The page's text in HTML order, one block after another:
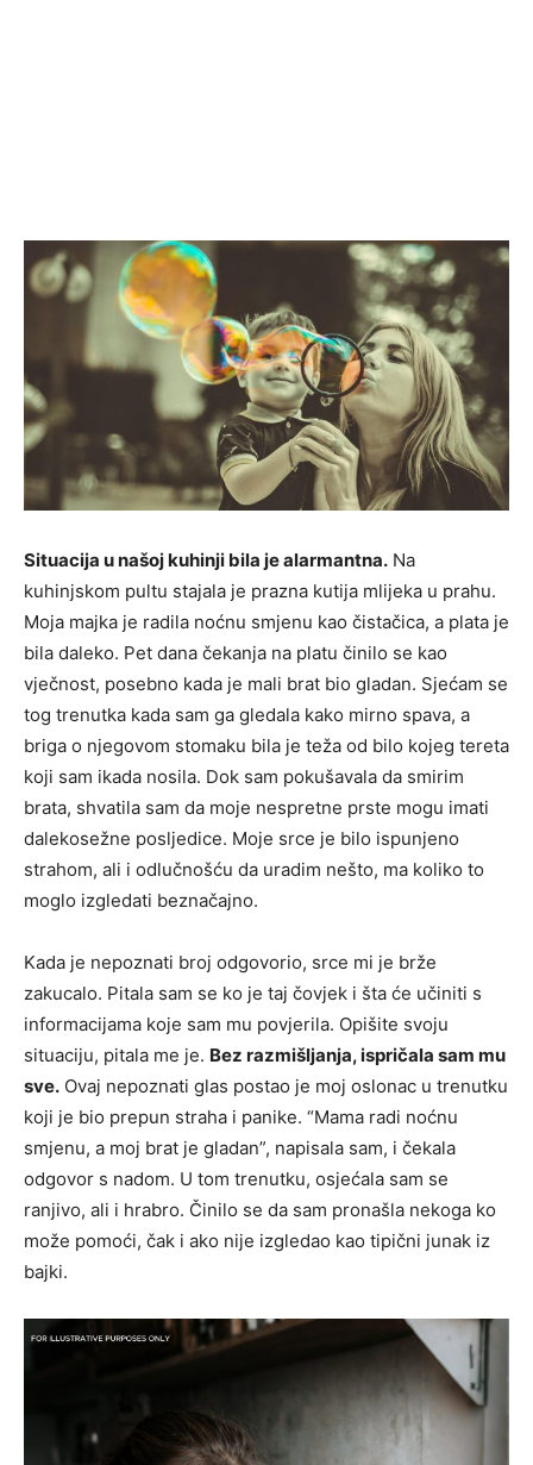
Situacija u našoj kuhinji bila je alarmantna. Na
kuhinjskom pultu stajala je prazna kutija mlijeka u prahu.
Moja majka je radila noćnu smjenu kao čistačica, a plata je
bila daleko. Pet dana čekanja na platu činilo se kao
vječnost, posebno kada je mali brat bio gladan. Sjećam se
tog trenutka kada sam ga gledala kako mirno spava, a
briga o njegovom stomaku bila je teža od bilo kojeg tereta
koji sam ikada nosila. Dok sam pokušavala da smirim
brata, shvatila sam da moje nespretne prste mogu imati
dalekosežne posljedice. Moje srce je bilo ispunjeno
strahom, ali i odlučnošću da uradim nešto, ma koliko to
moglo izgledati beznačajno.
Kada je nepoznati broj odgovorio, srce mi je brže
zakucalo. Pitala sam se ko je taj čovjek i šta će učiniti s
informacijama koje sam mu povjerila. Opišite svoju
situaciju, pitala me je. Bez razmišljanja, ispričala sam mu
sve. Ovaj nepoznati glas postao je moj oslonac u trenutku
koji je bio prepun straha i panike. “Mama radi noćnu
smjenu, a moj brat je gladan”, napisala sam, i čekala
odgovor s nadom. U tom trenutku, osjećala sam se
ranjivo, ali i hrabro. Činilo se da sam pronašla nekoga ko
može pomoći, čak i ako nije izgledao kao tipični junak iz
bajki.